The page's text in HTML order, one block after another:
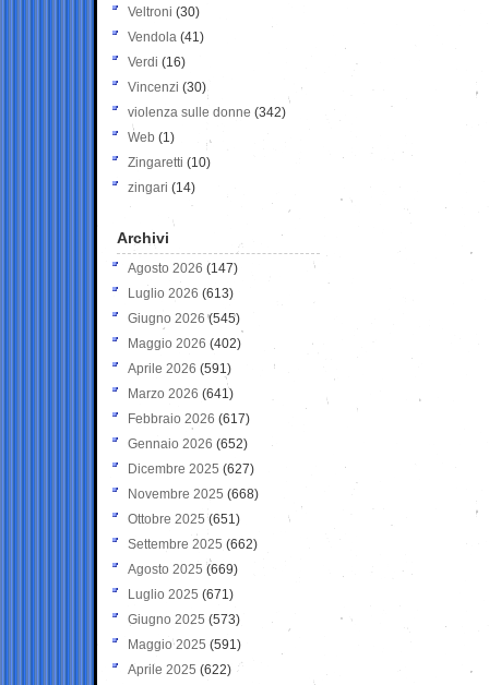
Veltroni (30)
Vendola (41)
Verdi (16)
Vincenzi (30)
violenza sulle donne (342)
Web (1)
Zingaretti (10)
zingari (14)
Archivi
Agosto 2026 (147)
Luglio 2026 (613)
Giugno 2026 (545)
Maggio 2026 (402)
Aprile 2026 (591)
Marzo 2026 (641)
Febbraio 2026 (617)
Gennaio 2026 (652)
Dicembre 2025 (627)
Novembre 2025 (668)
Ottobre 2025 (651)
Settembre 2025 (662)
Agosto 2025 (669)
Luglio 2025 (671)
Giugno 2025 (573)
Maggio 2025 (591)
Aprile 2025 (622)